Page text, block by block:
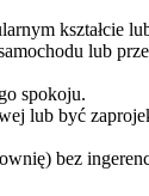
kształcie
lub
spokoju.
lub być
bez